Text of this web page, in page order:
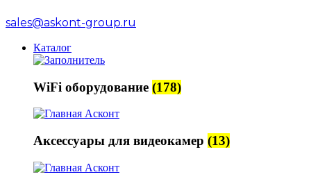
sales@askont-group.ru
Каталог
WiFi оборудование (178)
Аксессуары для видеокамер (13)